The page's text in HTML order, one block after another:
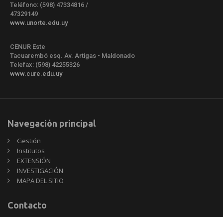
Teléfono: (598) 47334816 /
47329149
www.unorte.edu.uy
CENUR Este
Tacuarembó esq. Av. Artigas - Maldonado
Telefax: (598) 42255326
www.cure.edu.uy
Navegación principal
Gestión
Institutos
EXTENSIÓN
INVESTIGACIÓN
MAPA DEL SITIO
Contacto